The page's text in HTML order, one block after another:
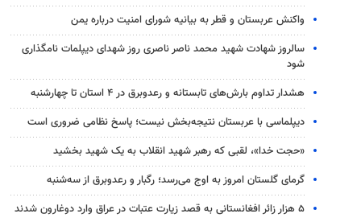
واکنش عربستان و قطر به بیانیه شورای امنیت درباره یمن
سالروز شهادت شهید محمد ناصر ناصری روز شهدای دیپلمات نامگذاری
شود
هشدار تداوم بارش‌های تابستانه و رعدوبرق در ۴ استان تا چهارشنبه
دیپلماسی با عربستان نتیجه‌بخش نیست؛ پاسخ نظامی ضروری است
«حجت خدا»، لقبی که رهبر شهید انقلاب به یک شهید بخشید
گرمای گلستان امروز به اوج می‌رسد؛ رگبار و رعدوبرق از سه‌شنبه
۵ هزار زائر افغانستانی به قصد زیارت عتبات در عراق وارد دوغارون شدند